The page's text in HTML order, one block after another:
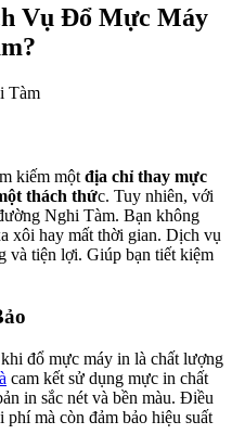
Vụ Đổ Mực Máy
kiếm một địa chỉ thay mực
thách thức. Tuy nhiên, với
Nghi Tàm. Bạn không
xôi hay mất thời gian. Dịch vụ
và tiện lợi. Giúp bạn tiết kiệm
đổ mực máy in là chất lượng
cam kết sử dụng mực in chất
in sắc nét và bền màu. Điều
mà còn đảm bảo hiệu suất